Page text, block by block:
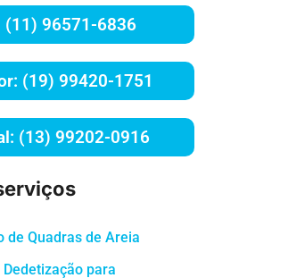
(11) 96571-6836
(19) 99420-1751
(13) 99202-0916
de Quadras de Areia
para